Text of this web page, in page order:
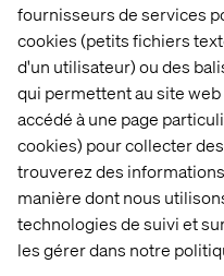
fournisseurs de services
cookies (petits fichiers
d'un utilisateur) ou des
qui permettent au site
accédé à une page
cookies) pour collecter
trouverez des
manière dont nous
technologies de suivi et
les gérer dans notre
Iconic
American
clothing
brand